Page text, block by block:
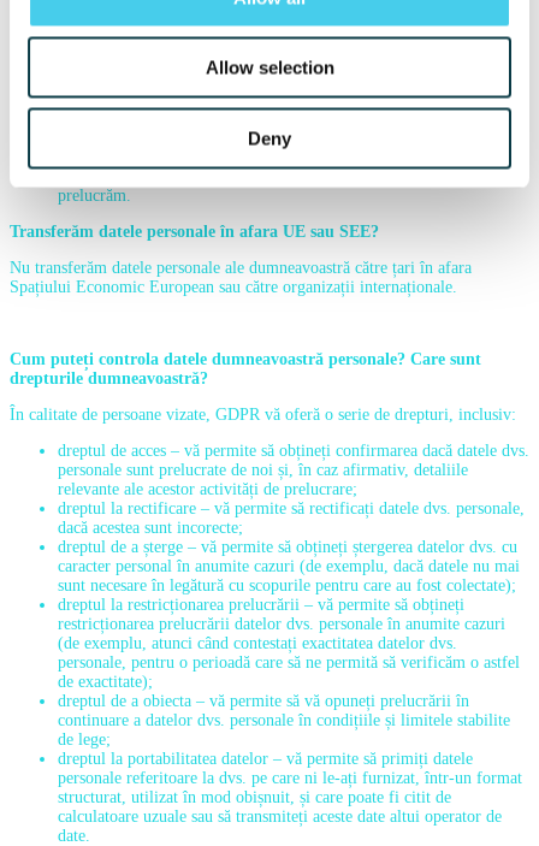
Allow selection
Deny
În cazul angajaților noștri, contractorilor, furnizorilor și
colaboratorilor limităm și restricționăm accesul acestora la datele
personale pe care le prelucrăm, la ceea ce este strict necesar, pe de o
parte, iar pe de alta impunând obligații stricte de confidențialitate.
De asemenea, am implementat și derulăm o politică de instruire
prelucrăm.
Transferăm datele personale în afara UE sau SEE?
Nu transferăm datele personale ale dumneavoastră către țari în afara
Spațiului Economic European sau către organizații internaționale.
Cum puteți controla datele dumneavoastră personale? Care sunt
drepturile dumneavoastră?
În calitate de persoane vizate, GDPR vă oferă o serie de drepturi, inclusiv:
dreptul de acces – vă permite să obțineți confirmarea dacă datele dvs.
personale sunt prelucrate de noi și, în caz afirmativ, detaliile
relevante ale acestor activități de prelucrare;
dreptul la rectificare – vă permite să rectificați datele dvs. personale,
dacă acestea sunt incorecte;
dreptul de a șterge – vă permite să obțineți ștergerea datelor dvs. cu
caracter personal în anumite cazuri (de exemplu, dacă datele nu mai
sunt necesare în legătură cu scopurile pentru care au fost colectate);
dreptul la restricționarea prelucrării – vă permite să obțineți
restricționarea prelucrării datelor dvs. personale în anumite cazuri
(de exemplu, atunci când contestați exactitatea datelor dvs.
personale, pentru o perioadă care să ne permită să verificăm o astfel
de exactitate);
dreptul de a obiecta – vă permite să vă opuneți prelucrării în
continuare a datelor dvs. personale în condițiile și limitele stabilite
de lege;
dreptul la portabilitatea datelor – vă permite să primiți datele
personale referitoare la dvs. pe care ni le-ați furnizat, într-un format
structurat, utilizat în mod obișnuit, și care poate fi citit de
calculatoare uzuale sau să transmiteți aceste date altui operator de
date.